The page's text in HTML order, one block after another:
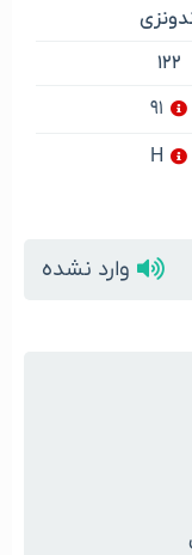
۱۲۲
۹۱
H
وارد نشده